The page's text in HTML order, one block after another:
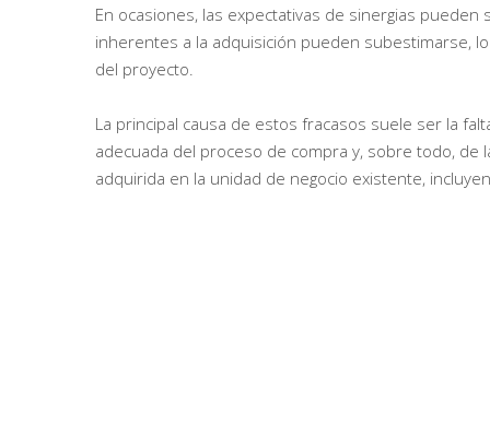
En ocasiones, las expectativas de sinergias pueden
inherentes a la adquisición pueden subestimarse,
del proyecto.
La principal causa de estos fracasos suele ser la
adecuada del proceso de compra y, sobre todo, de
adquirida en la unidad de negocio existente,